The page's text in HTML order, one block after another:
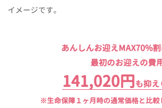
イメージです。
あんしんお迎えMAX70%割
最初のお迎えの費
141,020円も抑え
※生命保障１ヶ月時の通常価格と比較